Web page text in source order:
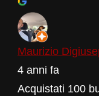
Maurizio
4 anni fa
Acquistati 100